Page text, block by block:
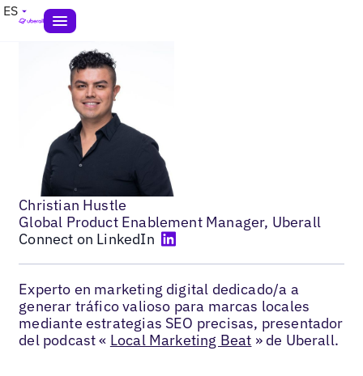
ES
Christian Hustle
Global Product Enablement Manager, Uberall
Connect on LinkedIn
Experto en marketing digital dedicado/a a
generar tráfico valioso para marcas locales
mediante estrategias SEO precisas, presentador
del podcast « Local Marketing Beat » de Uberall.